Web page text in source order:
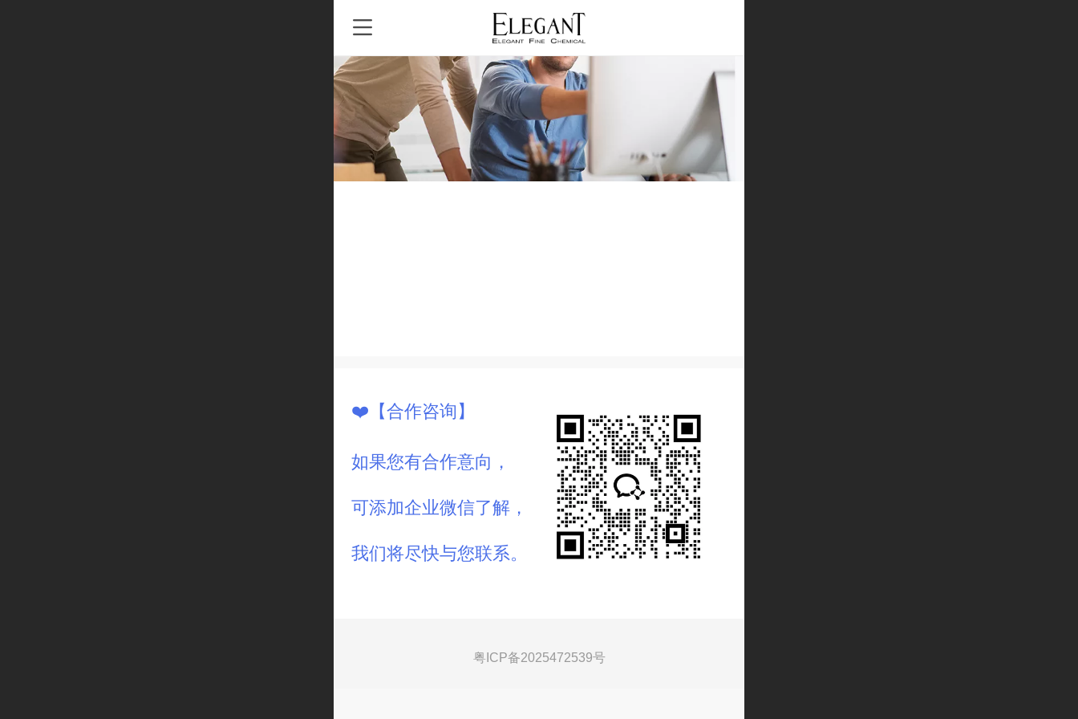
❤️【合作咨询】
如果您有合作意向，
可添加企业微信了解，
我们将尽快与您联系。
粤ICP备2025472539号